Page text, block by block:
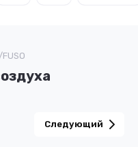
Следующий